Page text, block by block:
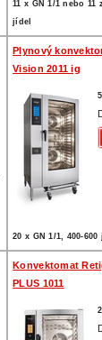
11 x GN 1/1 nebo 11
jídel
Plynový
Vision 2011 ig
20 x GN 1/1, 400-600
Konvektomat
PLUS 1011